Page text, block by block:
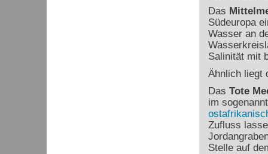
Das
Südeuropa
Wasser an
Salinität mit
Ähnlich liegt
Das Tote
im
Zufluss
Stelle auf